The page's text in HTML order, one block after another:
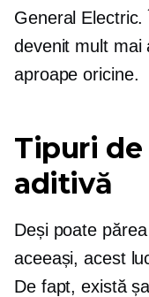
General
devenit mult mai
aproape oricine.
Tipuri
aditivă
Deși poate părea
aceeași, acest
De fapt, există